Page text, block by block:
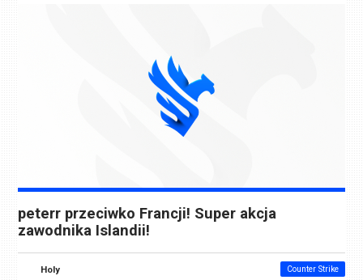
peterr przeciwko Francji! Super akcja
zawodnika Islandii!
Holy Counter Strike